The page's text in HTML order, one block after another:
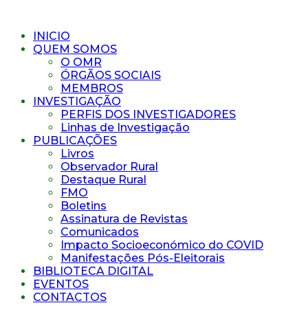
INICIO
QUEM SOMOS
O OMR
ÓRGÃOS SOCIAIS
MEMBROS
INVESTIGAÇÃO
PERFIS DOS INVESTIGADORES
Linhas de Investigação
PUBLICAÇÕES
Livros
Observador Rural
Destaque Rural
FMO
Boletins
Assinatura de Revistas
Comunicados
Impacto Socioeconómico do COVID
Manifestações Pós-Eleitorais
BIBLIOTECA DIGITAL
EVENTOS
CONTACTOS